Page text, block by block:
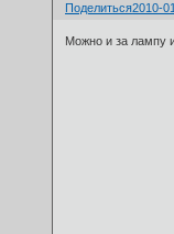
Поделиться2010-
Можно и за лампу